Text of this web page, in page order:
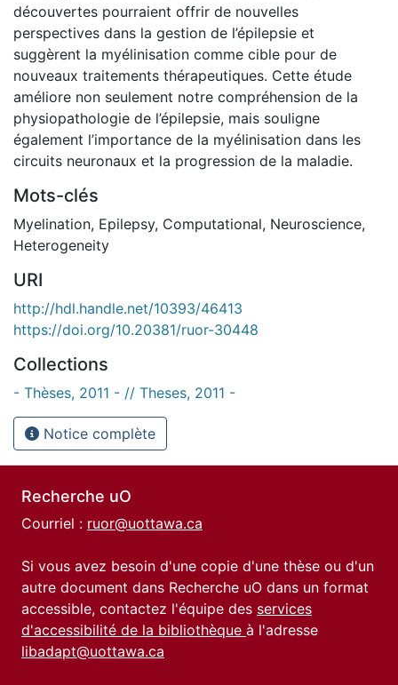
découvertes pourraient offrir de nouvelles
perspectives dans la gestion de l’épilepsie et
suggèrent la myélinisation comme cible pour de
nouveaux traitements thérapeutiques. Cette étude
améliore non seulement notre compréhension de la
physiopathologie de l’épilepsie, mais souligne
également l’importance de la myélinisation dans les
circuits neuronaux et la progression de la maladie.
Mots-clés
Myelination, Epilepsy, Computational, Neuroscience,
Heterogeneity
URI
http://hdl.handle.net/10393/46413
https://doi.org/10.20381/ruor-30448
Collections
- Thèses, 2011 - // Theses, 2011 -
Notice complète
Recherche uO
Courriel : ruor@uottawa.ca
Si vous avez besoin d'une copie d'une thèse ou d'un
autre document dans Recherche uO dans un format
accessible, contactez l'équipe des services
d'accessibilité de la bibliothèque à l'adresse
libadapt@uottawa.ca